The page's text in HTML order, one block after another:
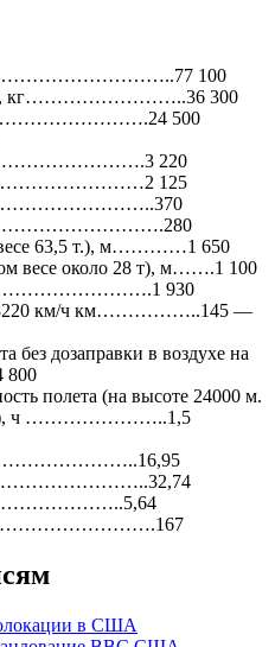
100
кг……………………..36 300
……………………….24 500
220
125
ч………………………….280
весе 63,5 т.), м…………1 650
весе около 28 т), м…….1 100
930
3220 км/ч км……………..145 —
без дозаправки в воздухе на
800
полета (на высоте 24000 м.
ч), ч …………………..1,5
в США